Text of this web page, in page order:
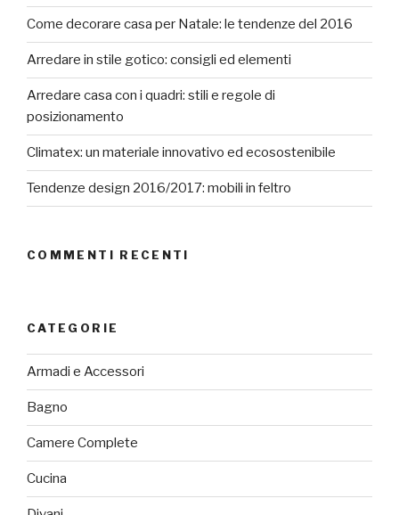
Come decorare casa per Natale: le tendenze del 2016
Arredare in stile gotico: consigli ed elementi
Arredare casa con i quadri: stili e regole di
posizionamento
Climatex: un materiale innovativo ed ecosostenibile
Tendenze design 2016/2017: mobili in feltro
COMMENTI RECENTI
CATEGORIE
Armadi e Accessori
Bagno
Camere Complete
Cucina